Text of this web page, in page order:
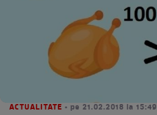
ACTUALITATE • pe 21.02.2018 la 15:49